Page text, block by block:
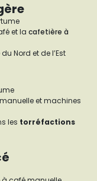
et la cafetière à
Nord et de l’Est
et machines
les torréfactions